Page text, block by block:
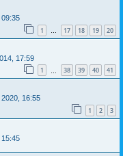
1 … 17 18 19 20
17:59
1 38 39 40 41
16:55
1 2 3